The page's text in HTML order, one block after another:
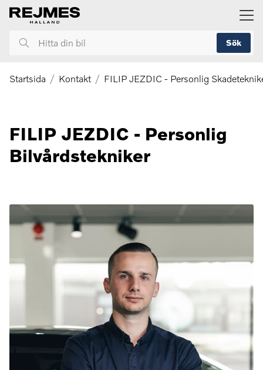
huvudinnehållet
Hitta
bil
Sök
Startsida Kontakt FILIP JEZDIC - Personlig
FILIP JEZDIC - Personlig
Bilvårdstekniker